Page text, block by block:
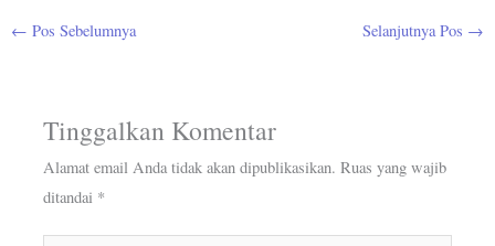
← Pos Sebelumnya Selanjutnya Pos →
Tinggalkan Komentar
Alamat email Anda tidak akan dipublikasikan. Ruas yang wajib
ditandai *